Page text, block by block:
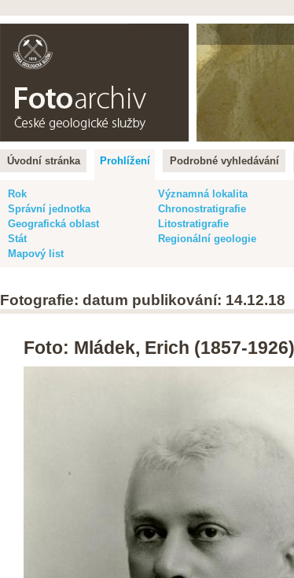
Úvodní stránka Prohlížení Podrobné vyhledávání
Rok Významná lokalita
Správní jednotka
Chronostratigrafie
Geografická oblast
Litostratigrafie
Stát
Regionální geologie
Mapový list
Fotografie: datum publikování: 14.12.18
Foto: Mládek, Erich (1857-1926)